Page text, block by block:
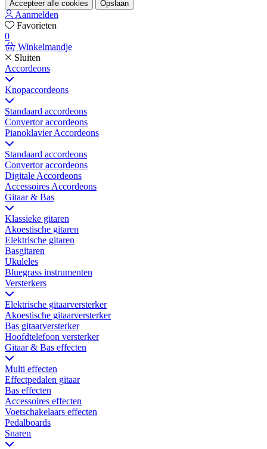
Accepteer alle cookies Opslaan
Aanmelden
Favorieten
0
Winkelmandje
Sluiten
Accordeons
Knopaccordeons
Standaard accordeons
Convertor accordeons
Pianoklavier Accordeons
Standaard accordeons
Convertor accordeons
Digitale Accordeons
Accessoires Accordeons
Gitaar & Bas
Klassieke gitaren
Akoestische gitaren
Elektrische gitaren
Basgitaren
Ukuleles
Bluegrass instrumenten
Versterkers
Elektrische gitaarversterker
Akoestische gitaarversterker
Bas gitaarversterker
Hoofdtelefoon versterker
Gitaar & Bas effecten
Multi effecten
Effectpedalen gitaar
Bas effecten
Accessoires effecten
Voetschakelaars effecten
Pedalboards
Snaren